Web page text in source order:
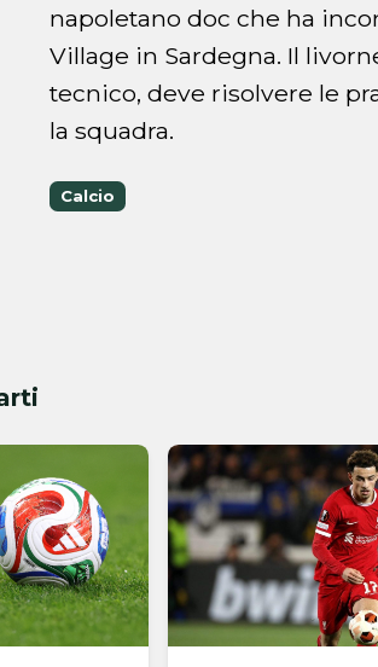
napoletano doc che ha
Village in Sardegna. Il
tecnico, deve risolvere le
la squadra.
Calcio